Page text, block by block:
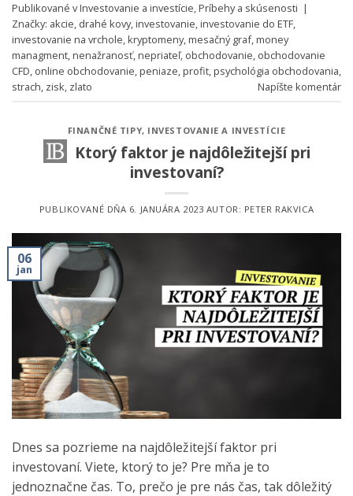
Publikované vInvestovanie a investície,Príbehy a skúsenosti |
Značky: akcie, drahé kovy,investovanie,investovanie do ETF,
investovanie na vrchole,kryptomeny,mesačný graf,money
managment,nenažranosť,nepriateľ, obchodovanie, obchodovanie
CFD, online obchodovanie,peniaze,profit,psychológia obchodovania,
strach, zisk, zlato Napíšte komentár
FINANČNÉ TIPY, INVESTOVANIE A INVESTÍCIE
Ktorý faktor je najdôležitejší pri
investovaní?
PUBLIKOVANÉ DŇA 6. JANUÁRA 2023 AUTOR: PETER RAKVICA
06
jan
Dnes sa pozrieme na najdôležitejší faktor pri
investovaní. Viete, ktorý to je? Pre mňa je to
jednoznačne čas. To, prečo je pre nás čas, tak dôležitý